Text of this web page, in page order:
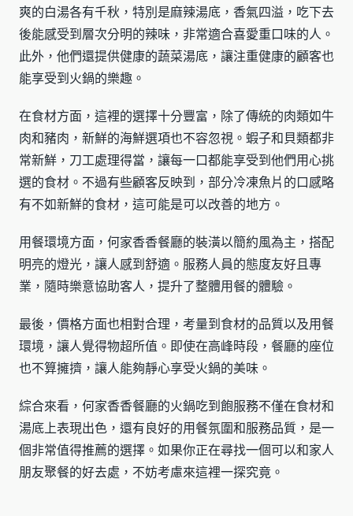
爽的白湯各有千秋，特別是麻辣湯底，香氣四溢，吃下去
後能感受到層次分明的辣味，非常適合喜愛重口味的人。
此外，他們還提供健康的蔬菜湯底，讓注重健康的顧客也
能享受到火鍋的樂趣。
在食材方面，這裡的選擇十分豐富，除了傳統的肉類如牛
肉和豬肉，新鮮的海鮮選項也不容忽視。蝦子和貝類都非
常新鮮，刀工處理得當，讓每一口都能享受到他們用心挑
選的食材。不過有些顧客反映到，部分冷凍魚片的口感略
有不如新鮮的食材，這可能是可以改善的地方。
用餐環境方面，何家香香餐廳的裝潢以簡約風為主，搭配
明亮的燈光，讓人感到舒適。服務人員的態度友好且專
業，隨時樂意協助客人，提升了整體用餐的體驗。
最後，價格方面也相對合理，考量到食材的品質以及用餐
環境，讓人覺得物超所值。即使在高峰時段，餐廳的座位
也不算擁擠，讓人能夠靜心享受火鍋的美味。
綜合來看，何家香香餐廳的火鍋吃到飽服務不僅在食材和
湯底上表現出色，還有良好的用餐氛圍和服務品質，是一
個非常值得推薦的選擇。如果你正在尋找一個可以和家人
朋友聚餐的好去處，不妨考慮來這裡一探究竟。